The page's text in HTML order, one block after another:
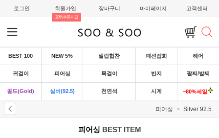
로그인 회원가입
20%쿠폰지급
장바구니 마이페이지 고객센터
BEST 100 NEW 5% 셀럽협찬 패션잡화 헤어
귀걸이 피어싱 목걸이 반지 팔찌/발찌
골드(Gold) 실버(92.5) 천연석 시계 ~80%세일
피어싱 Silver 92.5
피어싱 BEST ITEM